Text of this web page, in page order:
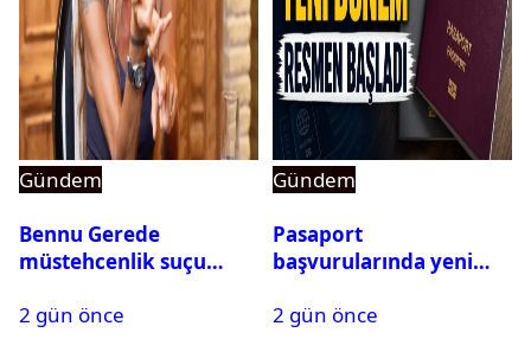
Gündem
Bennu Gerede
müstehcenlik suçu
alındı
2 gün önce
Gündem
Pasaport
başvurularında yeni
2 gün önce